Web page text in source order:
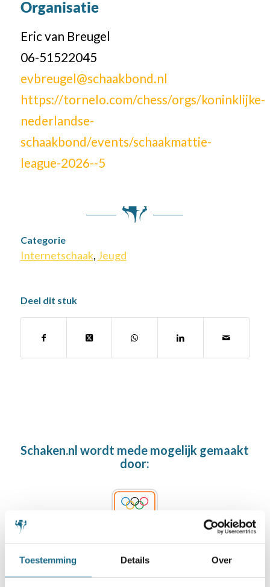
Toestemming Details Over
Organisatie
Eric van Breugel
06-51522045
evbreugel@schaakbond.nl
https://tornelo.com/chess/orgs/koninklijke-
nederlandse-
schaakbond/events/schaakmattie-
league-2026--5
Categorie
Internetschaak, Jeugd
Deel dit stuk
Schaken.nl wordt mede mogelijk gemaakt
door: